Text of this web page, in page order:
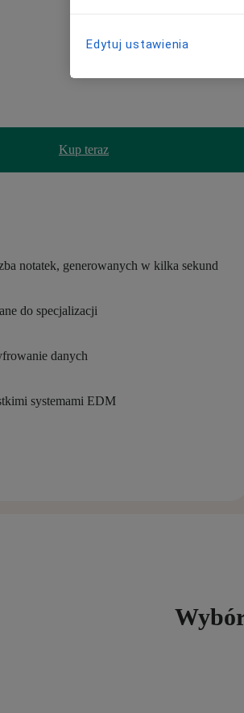
Kup teraz
notatek, generowanych w kilka sekund
do specjalizacji
danych
systemami EDM
Edytuj ustawienia